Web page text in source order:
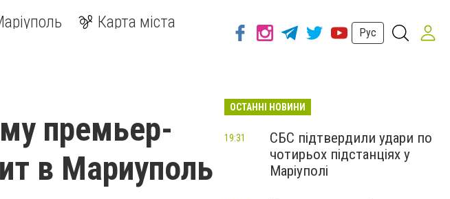
Карта міста
Рус
премьер-
в Мариуполь
ОСТАННІ НОВИНИ
СБС підтвердили удари по
чотирьох підстанціях у
Маріуполі
19:31